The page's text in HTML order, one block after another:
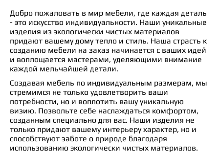
Добро пожаловать в мир мебели, где каждая деталь
- это искусство индивидуальности. Наши уникальные
изделия из экологически чистых материалов
придают вашему дому тепло и стиль. Наша страсть к
созданию мебели на заказ начинается с ваших идей
и воплощается мастерами, уделяющими внимание
каждой мельчайшей детали.
Создавая мебель по индивидуальным размерам, мы
стремимся не только удовлетворить ваши
потребности, но и воплотить вашу уникальную
визию. Позвольте себе наслаждаться комфортом,
созданным специально для вас. Наши изделия не
только придают вашему интерьеру характер, но и
способствуют заботе о природе благодаря
использованию экологически чистых материалов.